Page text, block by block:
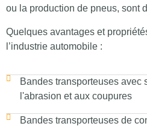
ou la production de pneus, sont
Quelques avantages et
l’industrie automobile :
Bandes transporteuses avec
l'abrasion et aux coupures
Bandes transporteuses de